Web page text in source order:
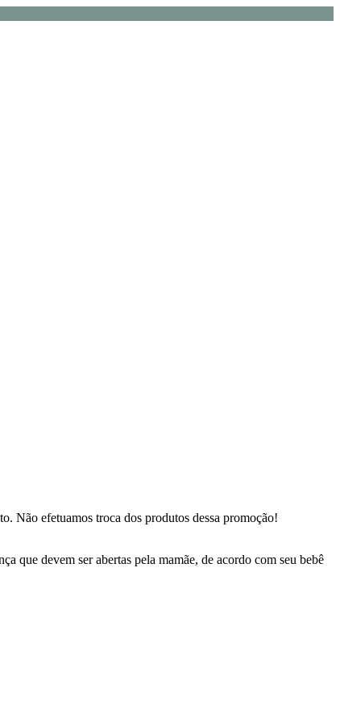
Não efetuamos troca dos produtos dessa promoção!
que devem ser abertas pela mamãe, de acordo com seu bebê